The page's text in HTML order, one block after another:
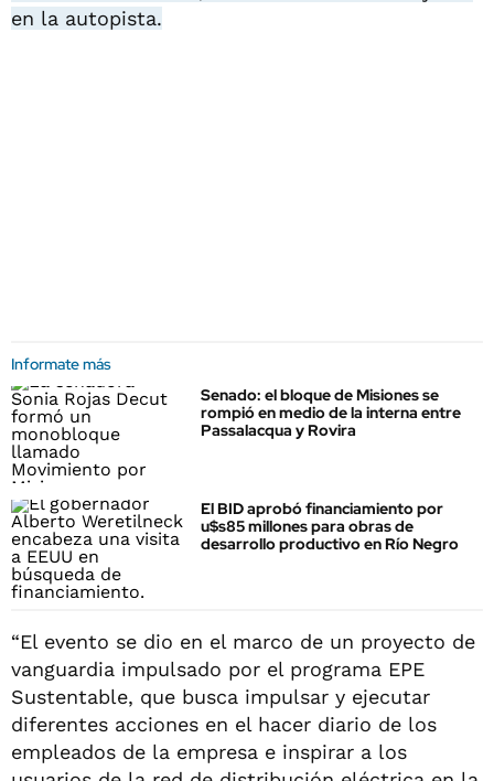
en la autopista.
Informate más
Senado: el bloque de Misiones se
rompió en medio de la interna entre
Passalacqua y Rovira
El BID aprobó financiamiento por
u$s85 millones para obras de
desarrollo productivo en Río Negro
“El evento se dio en el marco de un proyecto de
vanguardia impulsado por el programa EPE
Sustentable, que busca impulsar y ejecutar
diferentes acciones en el hacer diario de los
empleados de la empresa e inspirar a los